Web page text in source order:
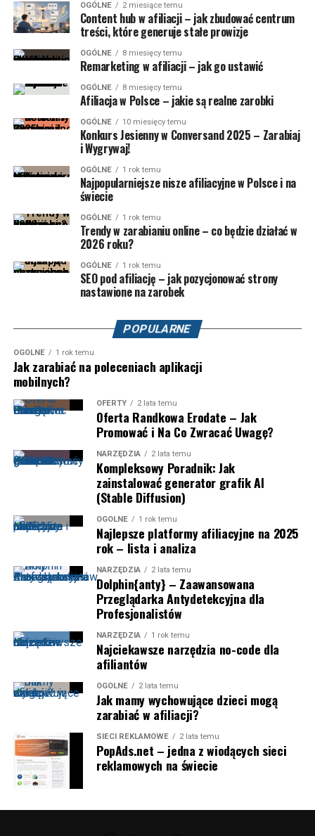
OGÓLNE 2 miesiące temu
Content hub w afiliacji – jak zbudować centrum
treści, które generuje stałe prowizje
OGÓLNE 8 miesięcy temu
Remarketing w afiliacji – jak go ustawić
OGÓLNE 8 miesięcy temu
Afiliacja w Polsce – jakie są realne zarobki
OGÓLNE 10 miesięcy temu
Konkurs Jesienny w Conversand 2025 – Zarabiaj
i Wygrywaj!
OGÓLNE 1 rok temu
Najpopularniejsze nisze afiliacyjne w Polsce i na
świecie
OGÓLNE 1 rok temu
Trendy w zarabianiu online – co będzie działać w
2026 roku?
OGÓLNE 1 rok temu
SEO pod afiliację – jak pozycjonować strony
nastawione na zarobek
POPULARNE
OGÓLNE 1 rok temu
Jak zarabiać na poleceniach aplikacji
mobilnych?
OFERTY 2 lata temu
Oferta Randkowa Erodate – Jak
Promować i Na Co Zwracać Uwagę?
NARZĘDZIA 2 lata temu
Kompleksowy Poradnik: Jak
zainstalować generator grafik AI
(Stable Diffusion)
OGÓLNE 1 rok temu
Najlepsze platformy afiliacyjne na 2025
rok – lista i analiza
NARZĘDZIA 2 lata temu
Dolphin{anty} – Zaawansowana
Przeglądarka Antydetekcyjna dla
Profesjonalistów
NARZĘDZIA 1 rok temu
Najciekawsze narzędzia no-code dla
afiliantów
OGÓLNE 2 lata temu
Jak mamy wychowujące dzieci mogą
zarabiać w afiliacji?
SIECI REKLAMOWE 2 lata temu
PopAds.net – jedna z wiodących sieci
reklamowych na świecie